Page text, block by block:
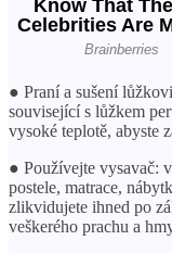
● Praní a sušení
související s lůžkem
vysoké teplotě, abyste
● Používejte vysavač:
postele, matrace,
zlikvidujete ihned po
veškerého prachu a